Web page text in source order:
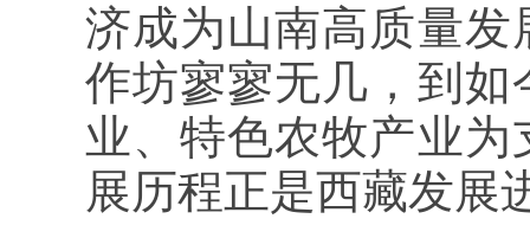
济成为山南高质量
作坊寥寥无几，到
业、特色农牧产业
展历程正是西藏发展